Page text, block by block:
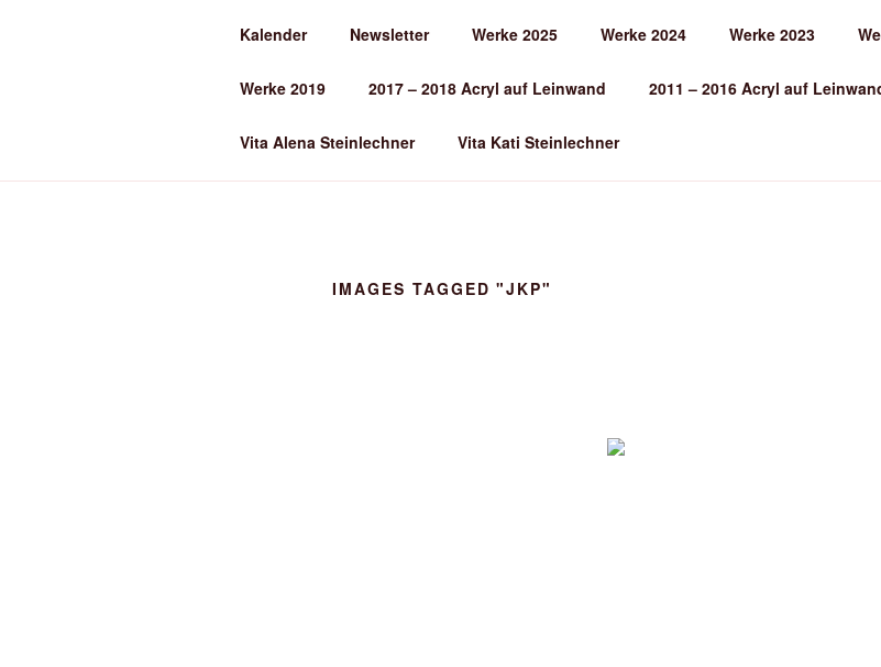
ALENA STEINLECHNER
Kalender Newsletter Werke 2025 Werke 2024 Werke 2023
Werke 2019 2017 – 2018 Acryl auf Leinwand 2011 – 2016 Acryl auf
Vita Alena Steinlechner Vita Kati Steinlechner
IMAGES TAGGED "JKP"